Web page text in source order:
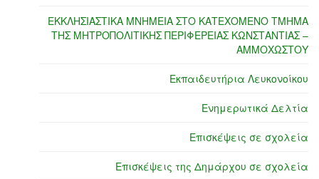
ΕΚΚΛΗΣΙΑΣΤΙΚΑ ΜΝΗΜΕΙΑ ΣΤΟ ΚΑΤΕΧΟΜΕΝΟ ΤΜΗΜΑ
ΤΗΣ ΜΗΤΡΟΠΟΛΙΤΙΚΗΣ ΠΕΡΙΦΕΡΕΙΑΣ ΚΩΝΣΤΑΝΤΙΑΣ –
ΑΜΜΟΧΩΣΤΟΥ
Εκπαιδευτήρια Λευκονοίκου
Ενημερωτικά Δελτία
Επισκέψεις σε σχολεία
Επισκέψεις της Δημάρχου σε σχολεία